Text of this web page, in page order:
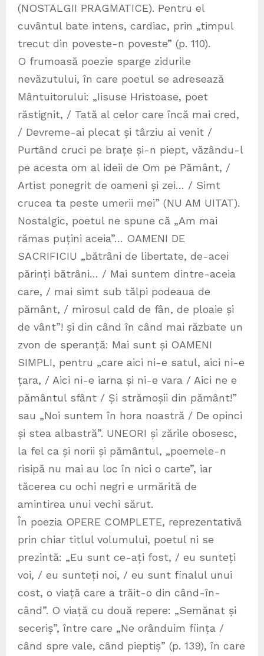
(NOSTALGII PRAGMATICE). Pentru el
cuvântul bate intens, cardiac, prin „timpul
trecut din poveste-n poveste” (p. 110).
O frumoasă poezie sparge zidurile
nevăzutului, în care poetul se adresează
Mântuitorului: „Iisuse Hristoase, poet
răstignit, / Tată al celor care încă mai cred,
/ Devreme-ai plecat și târziu ai venit /
Purtând cruci pe brațe și-n piept, văzându-l
pe acesta om al ideii de Om pe Pământ, /
Artist ponegrit de oameni și zei… / Simt
crucea ta peste umerii mei” (NU AM UITAT).
Nostalgic, poetul ne spune că „Am mai
rămas puțini aceia”… OAMENI DE
SACRIFICIU „bătrâni de libertate, de-acei
părinți bătrâni… / Mai suntem dintre-aceia
care, / mai simt sub tălpi podeaua de
pământ, / mirosul cald de fân, de ploaie și
de vânt”! și din când în când mai răzbate un
zvon de speranță: Mai sunt și OAMENI
SIMPLI, pentru „care aici ni-e satul, aici ni-e
țara, / Aici ni-e iarna și ni-e vara / Aici ne e
pământul sfânt / Și strămoșii din pământ!”
sau „Noi suntem în hora noastră / De opinci
și stea albastră”. UNEORI și zările obosesc,
la fel ca și norii și pământul, „poemele-n
risipă nu mai au loc în nici o carte”, iar
tăcerea cu ochi negri e urmărită de
amintirea unui vechi sărut.
În poezia OPERE COMPLETE, reprezentativă
prin chiar titlul volumului, poetul ni se
prezintă: „Eu sunt ce-ați fost, / eu sunteți
voi, / eu sunteți noi, / eu sunt finalul unui
cost, o viață care a trăit-o din când-în-
când”. O viață cu două repere: „Semănat și
seceriș”, între care „Ne orânduim ființa /
când spre vale, când pieptiș” (p. 139), în care